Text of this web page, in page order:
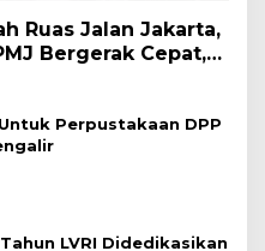
Ruas Jalan Jakarta,
Bergerak Cepat,
Secara
Perpustakaan DPP
LVRI Didedikasikan